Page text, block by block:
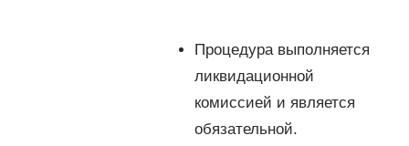
Процедура выполняется
ликвидационной
комиссией и является
обязательной.